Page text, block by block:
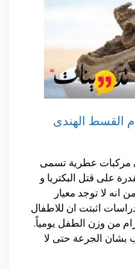
القسط الهندى
مركبات عطرية تسمى
على قتل البكتريا و
انه لا توجد معيار
اثبتت ان للاطفال
جرام من وزن الطفل يومياً.
بشان الجرعة حتى لا